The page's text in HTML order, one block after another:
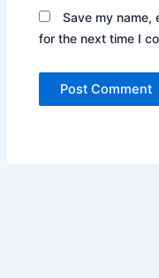
Save my name,
for the next time I